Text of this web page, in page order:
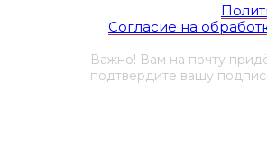
Согласие на
Важно! Вам на почту
подтвердите вашу